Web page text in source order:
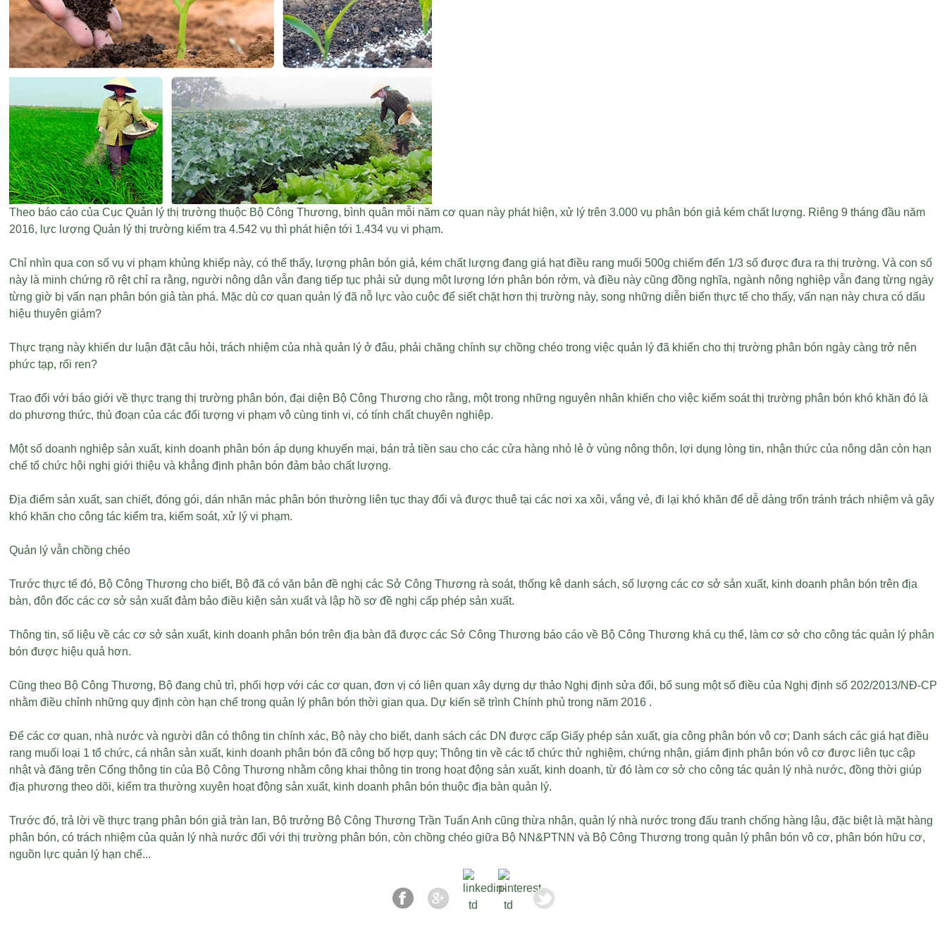
Theo báo cáo của Cục Quản lý thị trường thuộc Bộ Công Thương, bình quân mỗi năm cơ quan này phát hiện, xử lý trên 3.000 vụ phân bón giả kém chất lượng. Riêng 9 tháng đầu năm
2016, lực lượng Quản lý thị trường kiểm tra 4.542 vụ thì phát hiện tới 1.434 vụ vi phạm.
Chỉ nhìn qua con số vụ vi phạm khủng khiếp này, có thể thấy, lượng phân bón giả, kém chất lượng đanggiá hạt điều rang muối 500g chiếm đến 1/3 số được đưa ra thị trường. Và con số
này là minh chứng rõ rệt chỉ ra rằng, người nông dân vẫn đang tiếp tục phải sử dụng một lượng lớn phân bón rởm, và điều này cũng đồng nghĩa, ngành nông nghiệp vẫn đang từng ngày
từng giờ bị vấn nạn phân bón giả tàn phá. Mặc dù cơ quan quản lý đã nỗ lực vào cuộc để siết chặt hơn thị trường này, song những diễn biến thực tế cho thấy, vấn nạn này chưa có dấu
hiệu thuyên giảm?
Thực trạng này khiến dư luận đặt câu hỏi, trách nhiệm của nhà quản lý ở đâu, phải chăng chính sự chồng chéo trong việc quản lý đã khiến cho thị trường phân bón ngày càng trở nên
phức tạp, rối ren?
Trao đổi với báo giới về thực trạng thị trường phân bón, đại diện Bộ Công Thương cho rằng, một trong những nguyên nhân khiến cho việc kiểm soát thị trường phân bón khó khăn đó là
do phương thức, thủ đoạn của các đối tượng vi phạm vô cùng tinh vi, có tính chất chuyên nghiệp.
Một số doanh nghiệp sản xuất, kinh doanh phân bón áp dụng khuyến mại, bán trả tiền sau cho các cửa hàng nhỏ lẻ ở vùng nông thôn, lợi dụng lòng tin, nhận thức của nông dân còn hạn
chế tổ chức hội nghị giới thiệu và khẳng định phân bón đảm bảo chất lượng.
Địa điểm sản xuất, san chiết, đóng gói, dán nhãn mác phân bón thường liên tục thay đổi và được thuê tại các nơi xa xôi, vắng vẻ, đi lại khó khăn để dễ dàng trốn tránh trách nhiệm và gây
khó khăn cho công tác kiểm tra, kiểm soát, xử lý vi phạm.
Quản lý vẫn chồng chéo
Trước thực tế đó, Bộ Công Thương cho biết, Bộ đã có văn bản đề nghị các Sở Công Thương rà soát, thống kê danh sách, số lượng các cơ sở sản xuất, kinh doanh phân bón trên địa
bàn, đôn đốc các cơ sở sản xuất đảm bảo điều kiện sản xuất và lập hồ sơ đề nghị cấp phép sản xuất.
Thông tin, số liệu về các cơ sở sản xuất, kinh doanh phân bón trên địa bàn đã được các Sở Công Thương báo cáo về Bộ Công Thương khá cụ thể, làm cơ sở cho công tác quản lý phân
bón được hiệu quả hơn.
Cũng theo Bộ Công Thương, Bộ đang chủ trì, phối hợp với các cơ quan, đơn vị có liên quan xây dựng dự thảo Nghị định sửa đổi, bổ sung một số điều của Nghị định số 202/2013/NĐ-CP
nhằm điều chỉnh những quy định còn hạn chế trong quản lý phân bón thời gian qua. Dự kiến sẽ trình Chính phủ trong năm 2016 .
Để các cơ quan, nhà nước và người dân có thông tin chính xác, Bộ này cho biết, danh sách các DN được cấp Giấy phép sản xuất, gia công phân bón vô cơ; Danh sách cácgiá hạt điều
rang muối loại 1 tổ chức, cá nhân sản xuất, kinh doanh phân bón đã công bố hợp quy; Thông tin về các tổ chức thử nghiệm, chứng nhận, giám định phân bón vô cơ được liên tục cập
nhật và đăng trên Cổng thông tin của Bộ Công Thương nhằm công khai thông tin trong hoạt động sản xuất, kinh doanh, từ đó làm cơ sở cho công tác quản lý nhà nước, đồng thời giúp
địa phương theo dõi, kiểm tra thường xuyên hoạt động sản xuất, kinh doanh phân bón thuộc địa bàn quản lý.
Trước đó, trả lời về thực trạng phân bón giả tràn lan, Bộ trưởng Bộ Công Thương Trần Tuấn Anh cũng thừa nhận, quản lý nhà nước trong đấu tranh chống hàng lậu, đặc biệt là mặt hàng
phân bón, có trách nhiệm của quản lý nhà nước đối với thị trường phân bón, còn chồng chéo giữa Bộ NN&PTNN và Bộ Công Thương trong quản lý phân bón vô cơ, phân bón hữu cơ,
nguồn lực quản lý hạn chế...